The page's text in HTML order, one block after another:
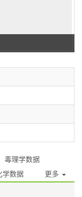
毒理学数据
学数据 更多